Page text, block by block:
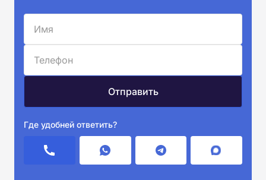
Где удобней ответить?